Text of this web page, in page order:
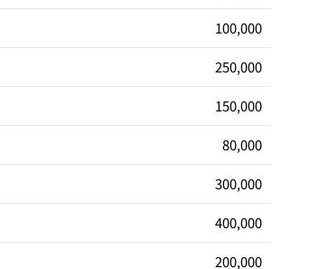
100,000
250,000
150,000
80,000
300,000
400,000
200,000